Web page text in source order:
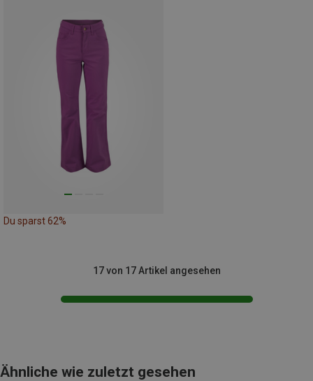
Du sparst 62%
17 von 17 Artikel angesehen
Ähnliche wie zuletzt gesehen